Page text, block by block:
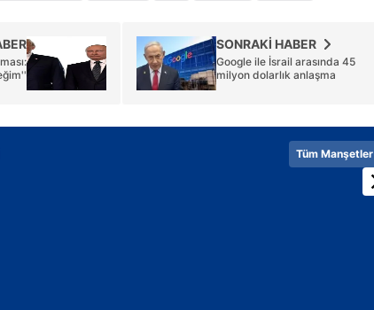
kullanılan çerezlerle ilgili bilgi almak için lütfen tıklayınız
SONRAKİ HABER
Google ile İsrail arasında 45
milyon dolarlık anlaşma
Tüm Manşetler